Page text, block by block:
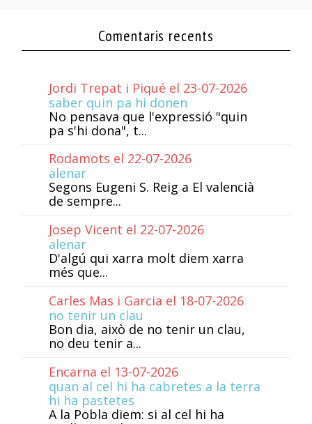
Comentaris recents
Jordi Trepat i Piqué el 23-07-2026
saber quin pa hi donen
No pensava que l'expressió "quin
pa s'hi dona", t...
Rodamots el 22-07-2026
alenar
Segons Eugeni S. Reig a El valencià
de sempre...
Josep Vicent el 22-07-2026
alenar
D'algú qui xarra molt diem xarra
més que...
Carles Mas i Garcia el 18-07-2026
no tenir un clau
Bon dia, això de no tenir un clau,
no deu tenir a...
Encarna el 13-07-2026
quan al cel hi ha cabretes a la terra
hi ha pastetes
A la Pobla diem: si al cel hi ha